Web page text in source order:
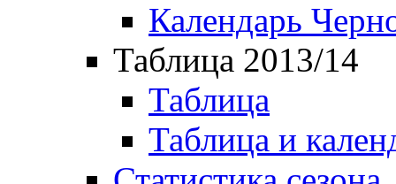
Календарь
Таблица 2013/14
Таблица
Таблица и